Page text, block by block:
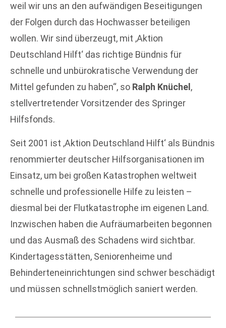
weil wir uns an den aufwändigen Beseitigungen
der Folgen durch das Hochwasser beteiligen
wollen. Wir sind überzeugt, mit ‚Aktion
Deutschland Hilft‘ das richtige Bündnis für
schnelle und unbürokratische Verwendung der
Mittel gefunden zu haben“, so Ralph Knüchel ,
stellvertretender Vorsitzender des Springer
Hilfsfonds.
Seit 2001 ist ‚Aktion Deutschland Hilft‘ als Bündnis
renommierter deutscher Hilfsorganisationen im
Einsatz, um bei großen Katastrophen weltweit
schnelle und professionelle Hilfe zu leisten –
diesmal bei der Flutkatastrophe im eigenen Land.
Inzwischen haben die Aufräumarbeiten begonnen
und das Ausmaß des Schadens wird sichtbar.
Kindertagesstätten, Seniorenheime und
Behinderteneinrichtungen sind schwer beschädigt
und müssen schnellstmöglich saniert werden.